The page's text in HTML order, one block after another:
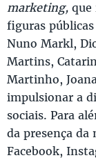
marketing, que
figuras
Nuno Markl,
Martins,
Martinho,
impulsionar a
sociais. Para
da presença da
Facebook,